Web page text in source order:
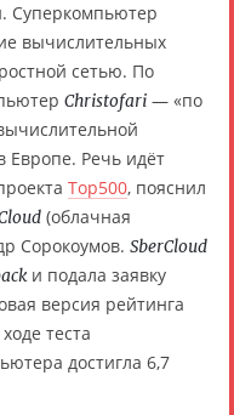
Суперкомпьютер
вычислительных
сетью. По
Christofari — «по
Речь идёт
Top500, пояснил
(облачная
Сорокоумов. SberCloud
и подала заявку
версия рейтинга
теста
достигла 6,7